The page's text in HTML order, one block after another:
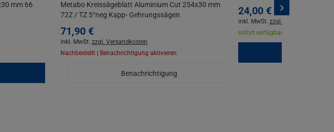
mm 66
Metabo Kreissägeblatt Aluminium Cut 254x30 mm
72Z / TZ 5°neg Kapp- Gehrungssägen
71,90 €
inkl. MwSt.zzgl. Versandkosten
Nachbestellt | Benachrichtigung aktivieren
Benachrichtigung
24,00 €
inkl. MwSt. zzgl. Versandkosten
sofort verfügbar |